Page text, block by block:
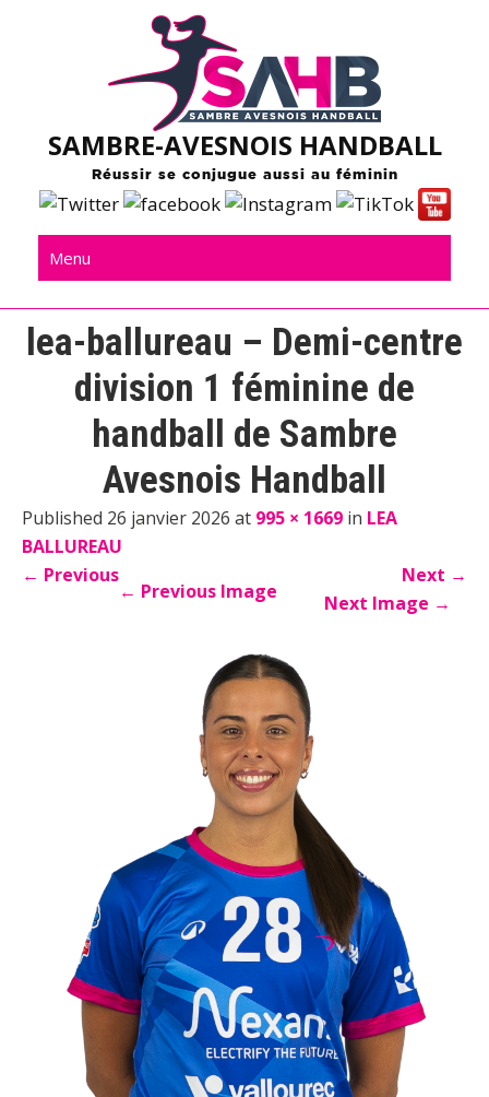
SAMBRE-AVESNOIS HANDBALL
Réussir se conjugue aussi au féminin
Menu
lea-ballureau – Demi-centre
division 1 féminine de
handball de Sambre
Avesnois Handball
Published 26 janvier 2026 at 995 × 1669 in LEA
BALLUREAU
← Previous Next →
← Previous Image Next Image →